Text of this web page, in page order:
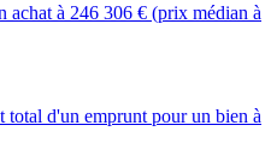
achat à 246 306 € (prix médian à
total d'un emprunt pour un bien à